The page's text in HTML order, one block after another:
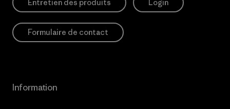
Entretien des produits Login
Formulaire de contact
Information